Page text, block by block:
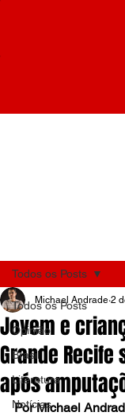
Todos os Posts
Opinião
Brasil
Literatura
Notícias
Todos os Posts
Jovem e
Grande Recife
após
Michael Andrade 2
Por Michael